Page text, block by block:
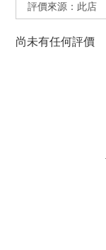
尚未有任何評價